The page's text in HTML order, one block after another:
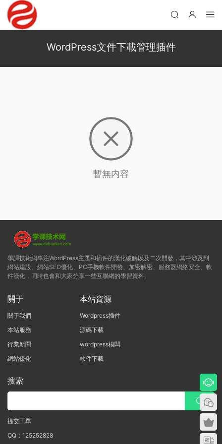
WordPress文件下載管理插件
暫無内容
學課技術網專注WordPress主題和插件的漢化破解以及二次開發，其中涉及到
網站建設、網站SEO優化、PC手機軟件開發、加密解密、服務器網絡安全、軟
件漢化，同時也會和大家分享一些互聯網的學習資料。
關于
關于我們
本站服務
行業新聞
網站優化
本站資源
Wordpress插件
源碼下載
wordpress模闆
軟件下載
搜索
提交工單
QQ：125252828